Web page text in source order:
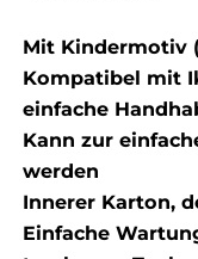
Mit Kindermotiv
Kompatibel mit
einfache
Kann zur
werden
Innerer Karton,
Einfache